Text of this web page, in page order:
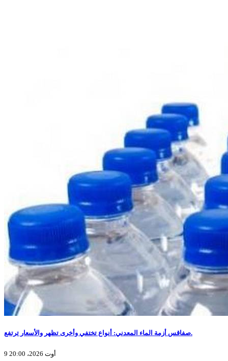
صفاقس أزمة الماء المعدني: أنواع تختفي وأخرى تظهر والأسعار ترتفع.
9 أوت 2026، 20:00